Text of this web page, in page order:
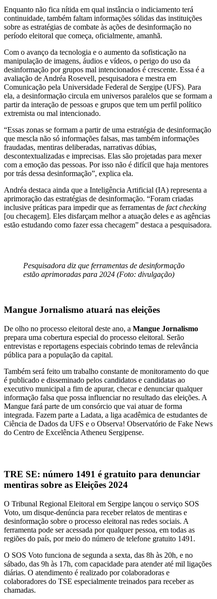
Enquanto não fica nítida em qual instância o indiciamento terá
continuidade, também faltam informações sólidas das instituições
sobre as estratégias de combate às ações de desinformação no
período eleitoral que começa, oficialmente, amanhã.
Com o avanço da tecnologia e o aumento da sofisticação na
manipulação de imagens, áudios e vídeos, o perigo do uso da
desinformação por grupos mal intencionados é crescente. Essa é a
avaliação de Andréa Rosevell, pesquisadora e mestra em
Comunicação pela Universidade Federal de Sergipe (UFS). Para
ela, a desinformação circula em universos paralelos que se formam a
partir da interação de pessoas e grupos que tem um perfil político
extremista ou mal intencionado.
“Essas zonas se formam a partir de uma estratégia de desinformação
que mescla não só informações falsas, mas também informações
fraudadas, mentiras deliberadas, narrativas dúbias,
descontextualizadas e imprecisas. Elas são projetadas para mexer
com a emoção das pessoas. Por isso não é difícil que haja mentores
por trás dessa desinformação”, explica ela.
Andréa destaca ainda que a Inteligência Artificial (IA) representa a
aprimoração das estratégias de desinformação. “Foram criadas
inclusive práticas para impedir que as ferramentas de fact checking
[ou checagem]. Eles disfarçam melhor a atuação deles e as agências
estão estudando como fazer essa checagem” destaca a pesquisadora.
Pesquisadora diz que ferramentas de desinformação
estão aprimoradas para 2024 (Foto: divulgação)
Mangue Jornalismo atuará nas eleições
De olho no processo eleitoral deste ano, a Mangue Jornalismo
prepara uma cobertura especial do processo eleitoral. Serão
entrevistas e reportagens especiais cobrindo temas de relevância
pública para a população da capital.
Também será feito um trabalho constante de monitoramento do que
é publicado e disseminado pelos candidatos e candidatas ao
executivo municipal a fim de apurar, checar e denunciar qualquer
informação falsa que possa influenciar no resultado das eleições. A
Mangue fará parte de um consórcio que vai atuar de forma
integrada. Fazem parte a Ladata, a liga acadêmica de estudantes de
Ciência de Dados da UFS e o Observa! Observatório de Fake News
do Centro de Excelência Atheneu Sergipense.
TRE SE: número 1491 é gratuito para denunciar
mentiras sobre as Eleições 2024
O Tribunal Regional Eleitoral em Sergipe lançou o serviço SOS
Voto, um disque-denúncia para receber relatos de mentiras e
desinformação sobre o processo eleitoral nas redes sociais. A
ferramenta pode ser acessada por qualquer pessoa, em todas as
regiões do país, por meio do número de telefone gratuito 1491.
O SOS Voto funciona de segunda a sexta, das 8h às 20h, e no
sábado, das 9h às 17h, com capacidade para atender até mil ligações
diárias. O atendimento é realizado por colaboradoras e
colaboradores do TSE especialmente treinados para receber as
chamadas.